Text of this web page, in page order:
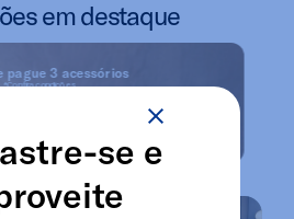
em destaque
pague 3 acessórios
*Confira condições
Renove seus colchões com descontos de até 64% OFF se e